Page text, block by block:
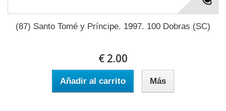
(87) Santo Tomé y Príncipe. 1997. 100 Dobras (SC)
€ 2.00
Añadir al carrito Más